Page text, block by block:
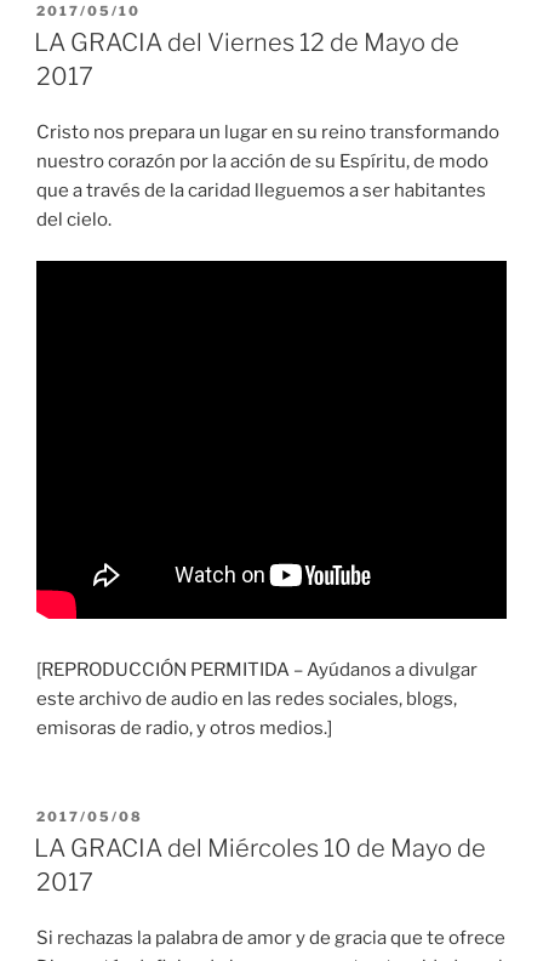
PUBLICADO
EL
2017/05/10
LA GRACIA del Viernes 12 de Mayo de
2017
Cristo nos prepara un lugar en su reino transformando
nuestro corazón por la acción de su Espíritu, de modo
que a través de la caridad lleguemos a ser habitantes
del cielo.
[REPRODUCCIÓN PERMITIDA – Ayúdanos a divulgar
este archivo de audio en las redes sociales, blogs,
emisoras de radio, y otros medios.]
PUBLICADO
EL
2017/05/08
LA GRACIA del Miércoles 10 de Mayo de
2017
Si rechazas la palabra de amor y de gracia que te ofrece